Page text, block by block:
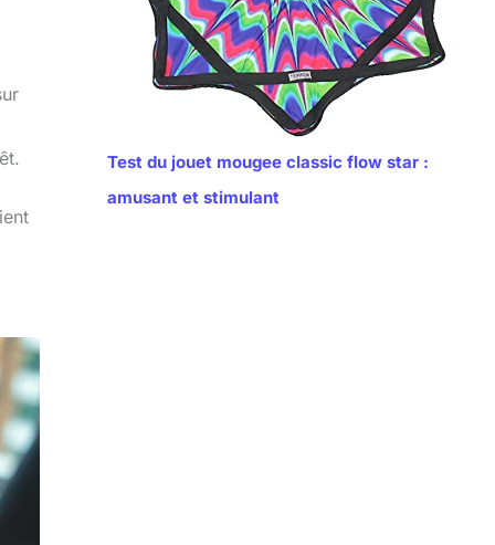
Test du jouet mougee classic flow star :
amusant et stimulant